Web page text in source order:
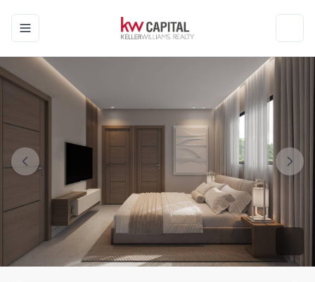
Toggle navigation menu